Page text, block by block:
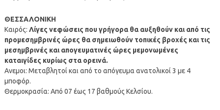
ΘΕΣΣΑΛΟΝΙΚΗ
Καιρός: Λίγες νεφώσεις που γρήγορα θα αυξηθούν και από τις
προμεσημβρινές ώρες θα σημειωθούν τοπικές βροχές και τις
μεσημβρινές και απογευματινές ώρες μεμονωμένες
καταιγίδες κυρίως στα ορεινά.
Ανεμοι: Μεταβλητοί και από το απόγευμα ανατολικοί 3 με 4
μποφόρ.
Θερμοκρασία: Από 07 έως 17 βαθμούς Κελσίου.